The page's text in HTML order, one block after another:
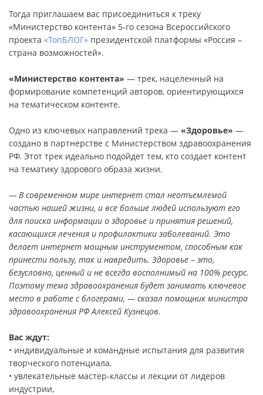
Тогда приглашаем вас присоединиться к треку
«Министерство контента» 5-го сезона Всероссийского
проекта «ТопБЛОГ» президентской платформы «Россия –
страна возможностей».
«Министерство контента» — трек, нацеленный на
формирование компетенций авторов, ориентирующихся
на тематическом контенте.
Одно из ключевых направлений трека — «Здоровье» —
создано в партнерстве с Министерством здравоохранения
РФ. Этот трек идеально подойдет тем, кто создает контент
на тематику здорового образа жизни.
— В современном мире интернет стал неотъемлемой
частью нашей жизни, и все больше людей используют его
для поиска информации о здоровье и принятия решений,
касающихся лечения и профилактики заболеваний. Это
делает интернет мощным инструментом, способным как
принести пользу, так и навредить. Здоровье – это,
безусловно, ценный и не всегда восполнимый на 100% ресурс.
Поэтому тема здравоохранения будет занимать ключевое
место в работе с блогерами, — сказал помощник министра
здравоохранения РФ Алексей Кузнецов.
Вас ждут:
• индивидуальные и командные испытания для развития
творческого потенциала,
• увлекательные мастер-классы и лекции от лидеров
индустрии,